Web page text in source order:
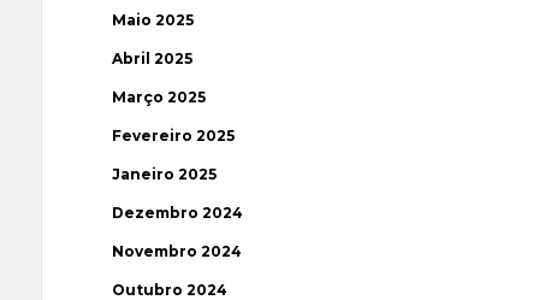
Maio 2025
Abril 2025
Março 2025
Fevereiro 2025
Janeiro 2025
Dezembro 2024
Novembro 2024
Outubro 2024